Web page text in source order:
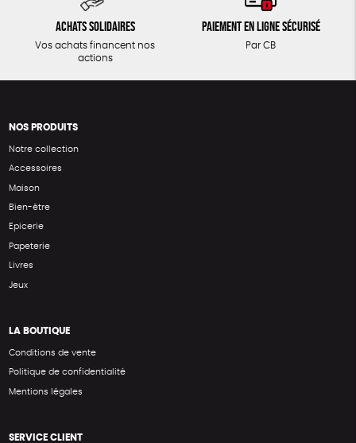
Achats solidaires
Vos achats financent nos
actions
Paiement en ligne sécurisé
Par CB
NOS PRODUITS
Notre collection
Accessoires
Maison
Bien-être
Epicerie
Papeterie
Livres
Jeux
LA BOUTIQUE
Conditions de vente
Politique de confidentialité
Mentions légales
SERVICE CLIENT